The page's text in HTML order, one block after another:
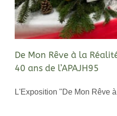
De Mon Rêve à la
40 ans de l’APAJH95
L'Exposition "De Mon Rêve à